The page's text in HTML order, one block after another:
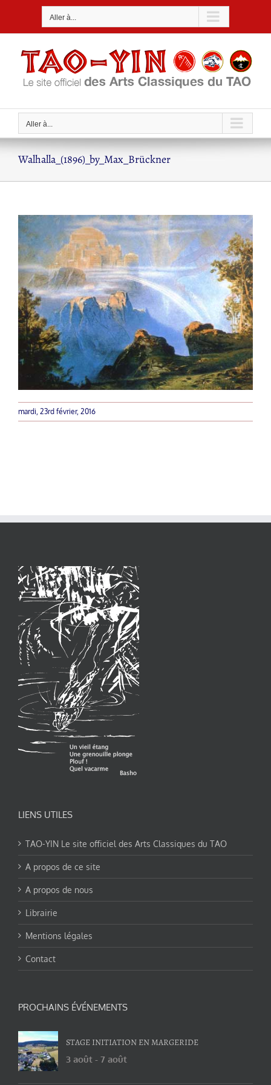
Aller à...
Aller à...
Walhalla_(1896)_by_Max_Brückner
mardi, 23rd février, 2016
LIENS UTILES
TAO-YIN Le site officiel des Arts Classiques du TAO
A propos de ce site
A propos de nous
Librairie
Mentions légales
Contact
PROCHAINS ÉVÉNEMENTS
STAGE INITIATION EN MARGERIDE
3 août - 7 août